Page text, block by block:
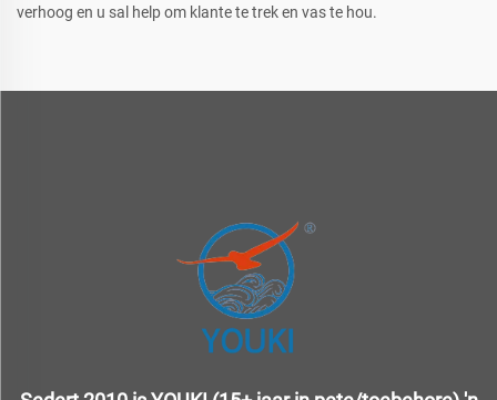
verhoog en u sal help om klante te trek en vas te hou.